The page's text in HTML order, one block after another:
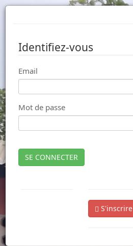
Identifiez-vous
Email
Mot de passe
SE CONNECTER
S'inscrire